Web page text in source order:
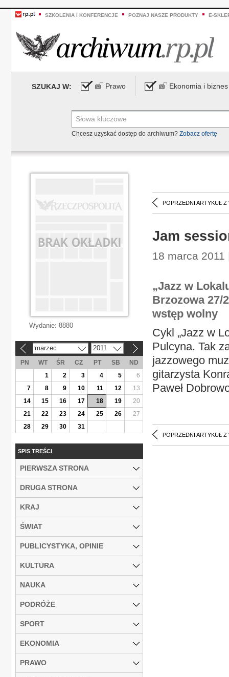
SZKOLENIA I KONFERENCJE POZNAJ NASZE PRODUKTY E-
SZUKAJ W: Prawo Ekonomia i biznes
Chcesz uzyskać dostęp do archiwum? Zobacz ofertę
POPRZEDNI ARTYKUŁ Z
Jam
18 marca
„Jazz w
Brzozowa 27/
wstęp wolny
Cykl „Jazz w
Pulcyna. Tak
jazzowego
gitarzysta
Paweł
POPRZEDNI ARTYKUŁ Z
Wydanie: 8880
marzec 2011
PN WT ŚR CZ PT SB
ND
1
2 3 4 5
6
7
8 9 10 11 12
13
14
15 16 17 18 19
20
21
22 23 24 25 26
27
28
29 30 31
SPIS TREŚCI
PIERWSZA STRONA
DRUGA STRONA
KRAJ
ŚWIAT
PUBLICYSTYKA, OPINIE
KULTURA
NAUKA
PODRÓŻE
SPORT
EKONOMIA
PRAWO